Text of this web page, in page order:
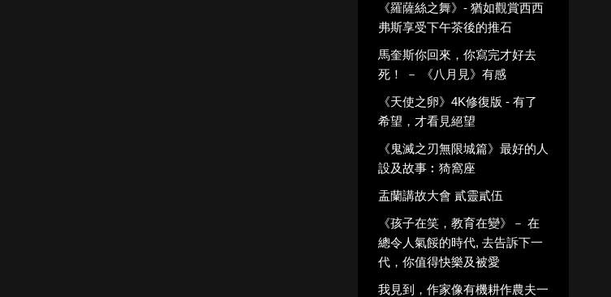
《羅薩絲之舞》- 猶如觀賞西西
弗斯享受下午茶後的推石
馬奎斯你回來，你寫完才好去
死！ － 《八月見》有感
《天使之卵》4K修復版 - 有了
希望，才看見絕望
《鬼滅之刃無限城篇》最好的人
設及故事︰猗窩座
盂蘭講故大會 貳靈貳伍
《孩子在笑，教育在變》－ 在
總令人氣餒的時代, 去告訴下一
代，你值得快樂及被愛
我見到，作家像有機耕作農夫一